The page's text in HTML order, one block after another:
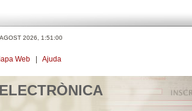
2026, 1:51:00
Web Ajuda